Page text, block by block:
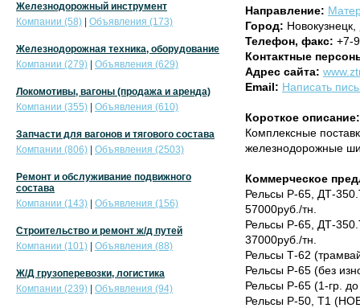
Направление:
Город: Новокузнецк,
Телефон, факс: +7-
Контактные
Адрес сайта:
Email: Написать
Короткое описание:
Комплексные
железнодорожные
Коммерческое
Рельсы Р-65, ДТ-
57000руб./тн.
Рельсы Р-65, ДТ-
37000руб./тн.
Рельсы Т-62
Рельсы Р-65 (без
Рельсы Р-65 (1-гр.
Рельсы Р-50, Т1
Железнодорожный инструмент
Компании (58)
Объявления (173)
Железнодорожная техника, оборудование
Компании (279)
Объявления (629)
Локомотивы, вагоны (продажа и аренда)
Компании (355)
Объявления (610)
Запчасти для вагонов и тягового состава
Компании (806)
Объявления (2503)
Ремонт и обслуживание подвижного
состава
Компании (143)
Объявления (156)
Строительство и ремонт ж/д путей
Компании (101)
Объявления (88)
Ж/Д грузоперевозки, логистика
Компании (239)
Объявления (94)